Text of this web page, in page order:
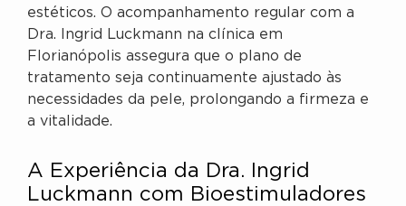
estéticos. O acompanhamento regular com a
Dra. Ingrid Luckmann na clínica em
Florianópolis assegura que o plano de
tratamento seja continuamente ajustado às
necessidades da pele, prolongando a firmeza e
a vitalidade.
A Experiência da Dra. Ingrid
Luckmann com Bioestimuladores